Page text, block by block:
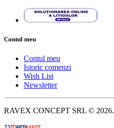
Contul meu
Contul meu
Istoric comenzi
Wish List
Newsletter
RAVEX CONCEPT SRL © 2026.